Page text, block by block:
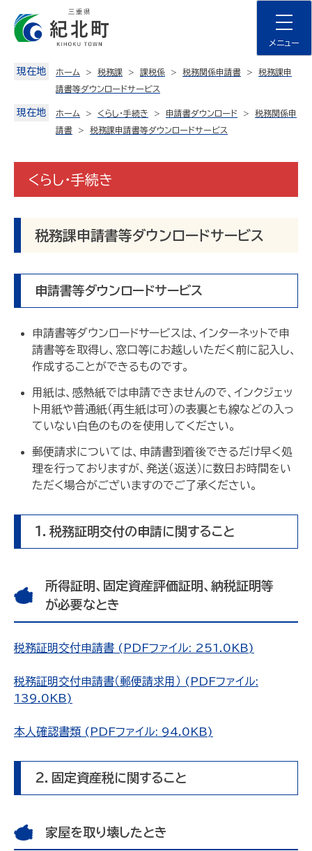
content
メニュー
現在地 ホーム 税務課 課税係 税務関係申請書
税務課申
請書等ダウンロードサービス
現在地 ホーム くらし・手続き 申請書ダウンロード
税務関係申
請書
税務課申請書等ダウンロードサービス
くらし・手続き
税務課申請書等ダウンロードサービス
申請書等ダウンロードサービス
申請書等ダウンロードサービスは、インターネットで申
請書等を取得し、窓口等にお越しいただく前に記入し、
作成することができるものです。
用紙は、感熱紙では申請できませんので、インクジェッ
ト用紙や普通紙（再生紙は可）の表裏とも線などの入っ
ていない白色のものを使用してください。
郵便請求については、申請書到着後できるだけ早く処
理を行っておりますが、発送（返送）に数日お時間をい
ただく場合がございますのでご了承ください。
1．税務証明交付の申請に関すること
所得証明、固定資産評価証明、納税証明等
が必要なとき
税務証明交付申請書 (PDFファイル: 251.0KB)
税務証明交付申請書（郵便請求用） (PDFファイル:
139.0KB)
本人確認書類 (PDFファイル: 94.0KB)
2．固定資産税に関すること
家屋を取り壊したとき